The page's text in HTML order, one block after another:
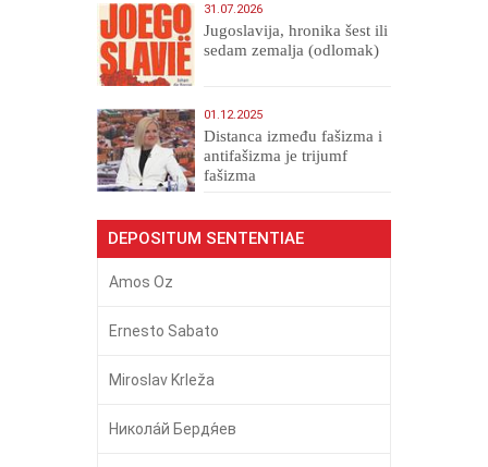
31.07.2026
Jugoslavija, hronika šest ili
sedam zemalja (odlomak)
01.12.2025
Distanca između fašizma i
antifašizma je trijumf
fašizma
DEPOSITUM SENTENTIAE
Amos Oz
Ernesto Sabato
Miroslav Krleža
Никола́й Бердя́ев